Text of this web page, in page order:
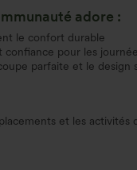
adore :
le confort durable
pour les
parfaite et le design
et les activités